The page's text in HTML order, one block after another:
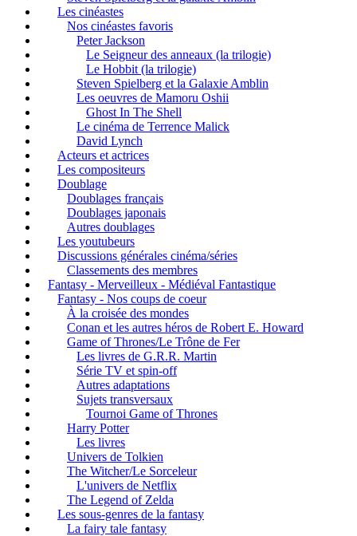
Les cinéastes
Nos cinéastes favoris
Peter Jackson
Le Seigneur des anneaux (la trilogie)
Le Hobbit (la trilogie)
Steven Spielberg et la Galaxie Amblin
Les oeuvres de Mamoru Oshii
Ghost In The Shell
Le cinéma de Terrence Malick
David Lynch
Acteurs et actrices
Les compositeurs
Doublage
Doublages français
Doublages japonais
Autres doublages
Les youtubeurs
Discussions générales cinéma/séries
Classements des membres
Fantasy - Merveilleux - Médiéval Fantastique
Fantasy - Nos coups de coeur
À la croisée des mondes
Conan et les autres héros de Robert E. Howard
Game of Thrones/Le Trône de Fer
Les livres de G.R.R. Martin
Série TV et spin-off
Autres adaptations
Sujets transversaux
Tournoi Game of Thrones
Harry Potter
Les livres
Univers de Tolkien
The Witcher/Le Sorceleur
L'univers de Netflix
The Legend of Zelda
Les sous-genres de la fantasy
La fairy tale fantasy